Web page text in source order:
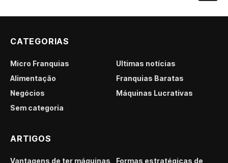
CATEGORIAS
Micro Franquias
Últimas notícias
Alimentação
Franquias Baratas
Negócios
Máquinas Lucrativas
Sem categoria
ARTIGOS
Vantagens de ter máquinas Formas estratégicas de